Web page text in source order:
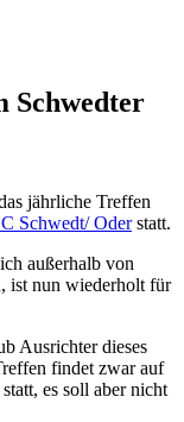
Schwedter
jährliche Treffen
Schwedt/ Oderstatt.
außerhalb von
ist nun wiederholt für
Ausrichter dieses
findet zwar auf
es soll aber nicht